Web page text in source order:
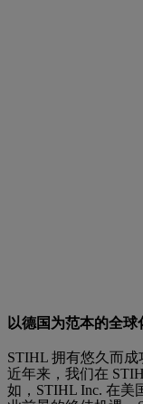
以德国为范本的全球
STIHL 拥有悠久而成
近年来，我们在
如，STIHL Inc. 在美